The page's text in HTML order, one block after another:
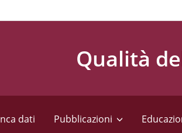
Qualità
dati Pubblicazioni